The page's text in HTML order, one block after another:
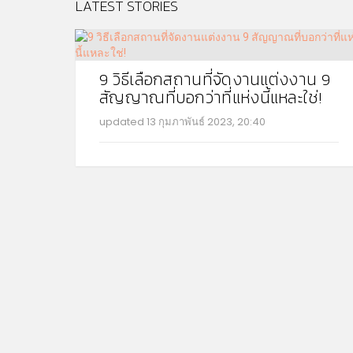
LATEST STORIES
9 วิธีเลือกสถานที่จัดงานแต่งงาน 9
สัญญาณที่บอกว่าที่แห่งนี้แหละใช่!
updated 13 กุมภาพันธ์ 2023, 20:40